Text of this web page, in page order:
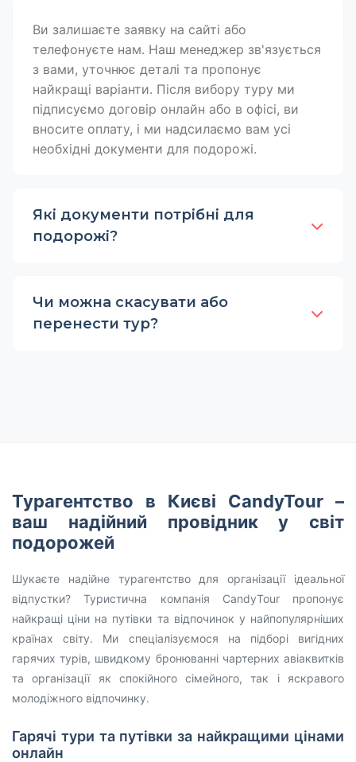
Ви залишаєте заявку на сайті або
телефонуєте нам. Наш менеджер зв'язується
з вами, уточнює деталі та пропонує
найкращі варіанти. Після вибору туру ми
підписуємо договір онлайн або в офісі, ви
вносите оплату, і ми надсилаємо вам усі
необхідні документи для подорожі.
Які документи потрібні для
подорожі?
Чи можна скасувати або
перенести тур?
Турагентство в Києві CandyTour –
ваш надійний провідник у світ
подорожей
Шукаєте надійне турагентство для організації ідеальної
відпустки? Туристична компанія CandyTour пропонує
найкращі ціни на путівки та відпочинок у найпопулярніших
країнах світу. Ми спеціалізуємося на підборі вигідних
гарячих турів, швидкому бронюванні чартерних авіаквитків
та організації як спокійного сімейного, так і яскравого
молодіжного відпочинку.
Гарячі тури та путівки за найкращими цінами
онлайн